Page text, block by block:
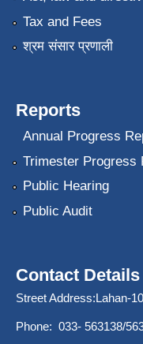
Tax and Fees
श्रम संसार प्रणाली
Reports
Annual Progress
Trimester Progress
Public Hearing
Public Audit
Contact Details
Street Address:Lahan-
Phone: 033- 563138/